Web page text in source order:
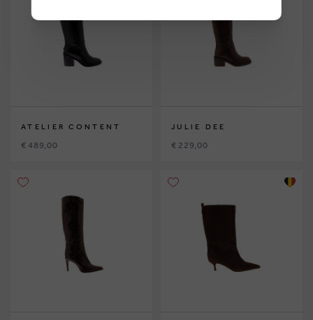
ATELIER CONTENT
€ 489,00
JULIE DEE
€ 229,00